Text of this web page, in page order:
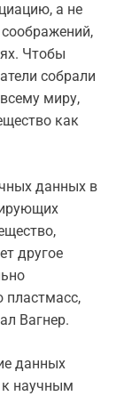
а не
соображений,
Чтобы
собрали
миру,
как
данных в
другое
пластмасс,
Вагнер.
данных
к научным